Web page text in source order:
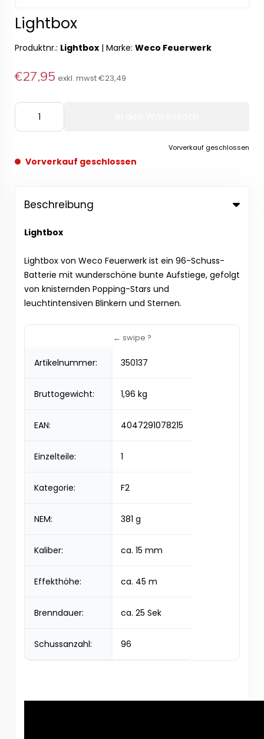
Lightbox
Produktnr.: Lightbox | Marke: Weco Feuerwerk
€27,95 exkl. mwst€23,49
Vorverkauf geschlossen
Vorverkauf geschlossen
Beschreibung
Lightbox
Lightbox von Weco Feuerwerk ist ein 96-Schuss-
Batterie mit wunderschöne bunte Aufstiege, gefolgt
von knisternden Popping-Stars und
leuchtintensiven Blinkern und Sternen.
Artikelnummer: 350137
Bruttogewicht: 1,96 kg
EAN: 4047291078215
Einzelteile: 1
Kategorie: F2
NEM: 381 g
Kaliber: ca. 15 mm
Effekthöhe: ca. 45 m
Brenndauer: ca. 25 Sek
Schussanzahl: 96